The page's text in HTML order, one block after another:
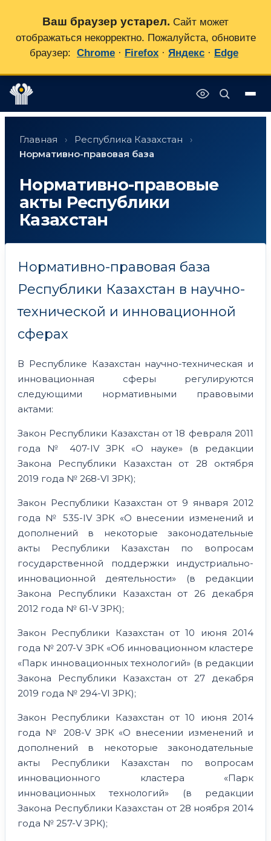
содержимому
Главная › Республика Казахстан
›
Нормативно-правовая база
Нормативно-правовые
акты Республики
Казахстан
Нормативно-правовая база
Республики Казахстан в научно-
технической и инновационной
сферах
В Республике Казахстан научно-техническая и
инновационная сферы регулируются
следующими нормативными правовыми
актами:
Закон Республики Казахстан от 18 февраля 2011
года № 407-IV ЗРК «О науке» (в редакции
Закона Республики Казахстан от 28 октября
2019 года № 268-VI ЗРК);
Закон Республики Казахстан от 9 января 2012
года № 535-IV ЗРК «О внесении изменений и
дополнений в некоторые законодательные
акты Республики Казахстан по вопросам
государственной поддержки индустриально-
инновационной деятельности» (в редакции
Закона Республики Казахстан от 26 декабря
2012 года № 61-V ЗРК);
Закон Республики Казахстан от 10 июня 2014
года № 207-V ЗРК «Об инновационном кластере
«Парк инновационных технологий» (в редакции
Закона Республики Казахстан от 27 декабря
2019 года № 294-VI ЗРК);
Закон Республики Казахстан от 10 июня 2014
года № 208-V ЗРК «О внесении изменений и
дополнений в некоторые законодательные
акты Республики Казахстан по вопросам
инновационного кластера «Парк
инновационных технологий» (в редакции
Закона Республики Казахстан от 28 ноября 2014
года № 257-V ЗРК);
Ваш браузер устарел. Сайт может
отображаться некорректно. Пожалуйста, обновите
браузер: Chrome · Firefox · Яндекс · Edge